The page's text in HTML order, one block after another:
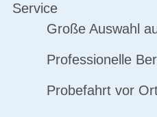
Service
Große Auswahl
Professionelle
Probefahrt vor